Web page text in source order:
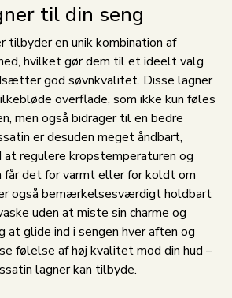
til din seng
tilbyder en unik kombination af
hvilket gør dem til et ideelt valg
god søvnkvalitet. Disse lagner
overflade, som ikke kun føles
men også bidrager til en bedre
er desuden meget åndbart,
regulere kropstemperaturen og
får det for varmt eller for koldt om
også bemærkelsesværdigt holdbart
uden at miste sin charme og
at glide ind i sengen hver aften og
følelse af høj kvalitet mod din hud –
lagner kan tilbyde.